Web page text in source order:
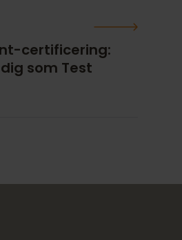
certificering:
som Test